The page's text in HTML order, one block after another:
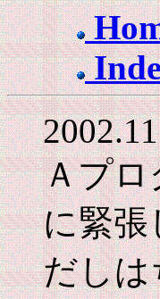
Ａプロ
に緊張
だしは